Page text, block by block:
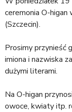
ś
t
u
t
a
j
ceremonia O-higan
(Szczecin).
Prosimy przynieść
imiona i nazwiska
dużymi literami.
Na O-higan
owoce, kwiaty itp.